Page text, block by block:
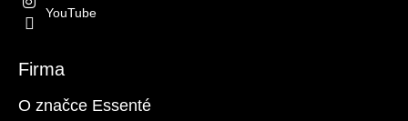
YouTube
Firma
O značce Essenté